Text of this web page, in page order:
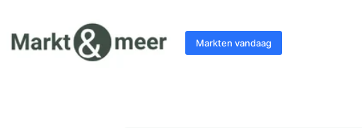
inhoud
Markten vandaag